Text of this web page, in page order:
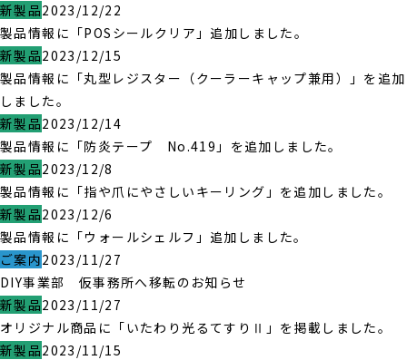
新製品2023/12/22
製品情報に「POSシールクリア」追加しました。
新製品2023/12/15
製品情報に「丸型レジスター（クーラーキャップ兼用）」を追加
しました。
新製品2023/12/14
製品情報に「防炎テープ No.419」を追加しました。
新製品2023/12/8
製品情報に「指や爪にやさしいキーリング」を追加しました。
新製品2023/12/6
製品情報に「ウォールシェルフ」追加しました。
ご案内2023/11/27
DIY事業部 仮事務所へ移転のお知らせ
新製品2023/11/27
オリジナル商品に「いたわり光るてすりⅡ」を掲載しました。
新製品2023/11/15